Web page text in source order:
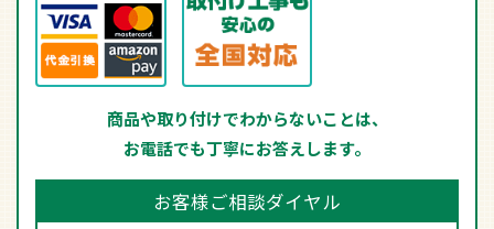
商品や取り付けでわからないことは、
お電話でも丁寧にお答えします。
お客様ご相談ダイヤル